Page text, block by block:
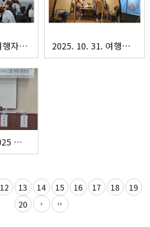
2025. 11. 3. 여행자조모임 <미미미>회의 2025. 10. 31. 여행자조모임 미미미 활동
2025.10.28 2025 자립생활 세미나 '돌봄통합지원법 시행에 따른 지역사회 전환서비스를 위한 토론회
12 13 14 15 16 17 18
19
20